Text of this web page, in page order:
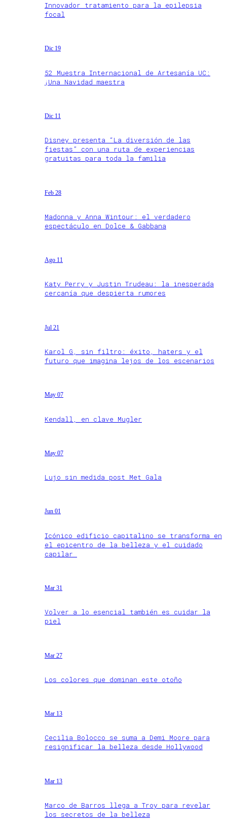
Innovador tratamiento para la epilepsia
focal
Dic 19
52 Muestra Internacional de Artesanía UC:
¡Una Navidad maestra
Dic 11
Disney presenta “La diversión de las
fiestas” con una ruta de experiencias
gratuitas para toda la familia
Feb 28
Madonna y Anna Wintour: el verdadero
espectáculo en Dolce & Gabbana
Ago 11
Katy Perry y Justin Trudeau: la inesperada
cercanía que despierta rumores
Jul 21
Karol G, sin filtro: éxito, haters y el
futuro que imagina lejos de los escenarios
May 07
Kendall, en clave Mugler
May 07
Lujo sin medida post Met Gala
Jun 01
Icónico edificio capitalino se transforma en
el epicentro de la belleza y el cuidado
capilar
Mar 31
Volver a lo esencial también es cuidar la
piel
Mar 27
Los colores que dominan este otoño
Mar 13
Cecilia Bolocco se suma a Demi Moore para
resignificar la belleza desde Hollywood
Mar 13
Marco de Barros llega a Troy para revelar
los secretos de la belleza